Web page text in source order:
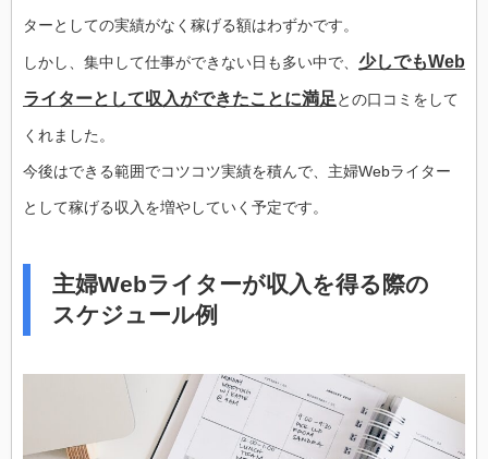
ターとしての実績がなく稼げる額はわずかです。
しかし、集中して仕事ができない日も多い中で、 少しでもWeb
ライターとして収入ができたことに満足 との口コミをして
くれました。
今後はできる範囲でコツコツ実績を積んで、主婦Webライター
として稼げる収入を増やしていく予定です。
主婦Webライターが収入を得る際の
スケジュール例